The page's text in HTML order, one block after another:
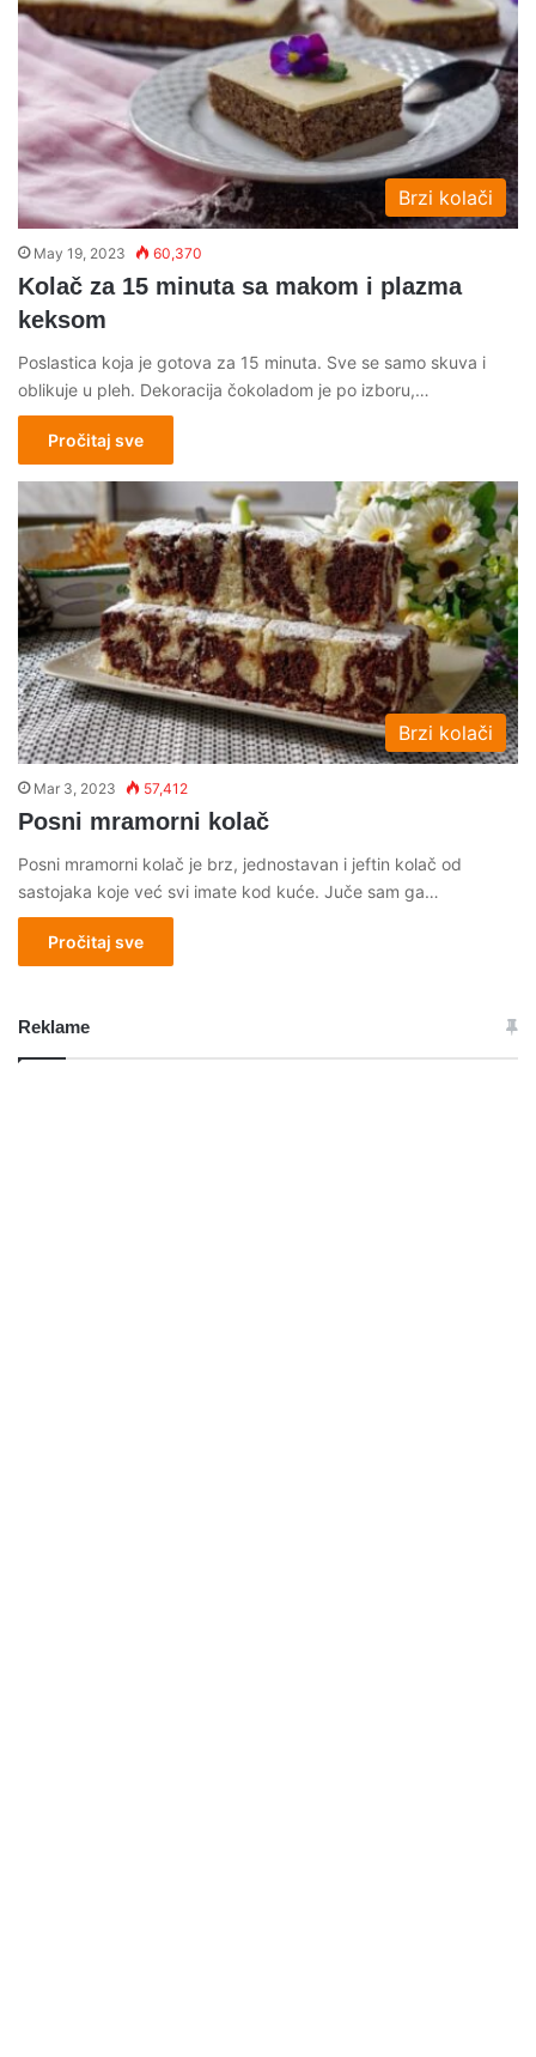
Brzi kolači
May 19, 2023 60,370
Kolač za 15 minuta sa makom i plazma
keksom
Poslastica koja je gotova za 15 minuta. Sve se samo skuva i
oblikuje u pleh. Dekoracija čokoladom je po izboru,…
Pročitaj sve
Brzi kolači
Mar 3, 2023 57,412
Posni mramorni kolač
Posni mramorni kolač je brz, jednostavan i jeftin kolač od
sastojaka koje već svi imate kod kuće. Juče sam ga…
Pročitaj sve
Reklame